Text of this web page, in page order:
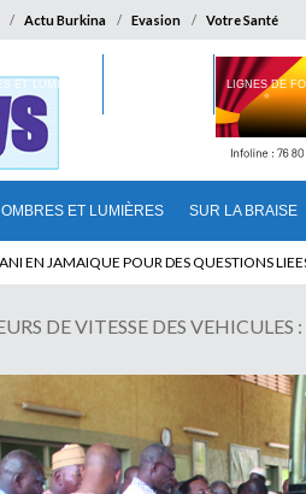
Actu Burkina Evasion Votre Santé
OMBRES ET LUMIÈRES SUR LA BRAISE
ET LUMIÈRES LIGNES DE
TALON A LA TETE DU SENAT BENINOIS :
DE VITESSE DES